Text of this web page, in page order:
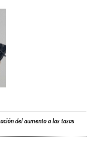
del aumento a las tasas